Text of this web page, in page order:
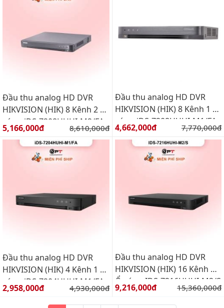
Đầu thu analog HD DVR
HIKVISION (HIK) 8 Kênh 2 Ổ
cứng iDS-7208HUHI-M2/FA
Giá bán:
5,166,000đ Giá gốc:
8,610,000đ
Đầu thu analog HD DVR
HIKVISION (HIK) 8 Kênh 1 Ổ
cứng iDS-7208HUHI-M1/FA
Giá bán:
4,662,000đ Giá gốc:
7,770,000đ
Đầu thu analog HD DVR
HIKVISION (HIK) 4 Kênh 1 Ổ
cứng iDS-7204HUHI-M1/FA
Giá bán:
2,958,000đ Giá gốc:
4,930,000đ
Đầu thu analog HD DVR
HIKVISION (HIK) 16 Kênh 2
Ổ cứng IDS-7216HUHI-M2/S
Giá bán:
9,216,000đ Giá gốc:
15,360,000đ